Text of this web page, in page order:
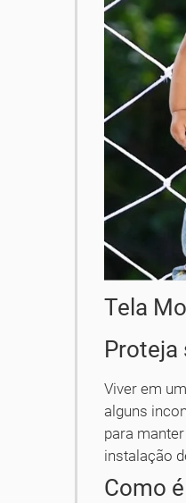
Tela
Proteja
Viver em
alguns
para
instalação
Como